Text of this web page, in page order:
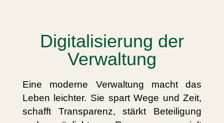
Digitalisierung der
Verwaltung
Eine moderne Verwaltung macht das
Leben leichter. Sie spart Wege und Zeit,
schafft Transparenz, stärkt Beteiligung